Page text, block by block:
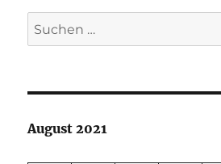
Suchen
nach:
August 2021